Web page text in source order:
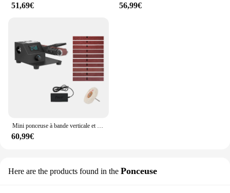
51,69€ 56,99€
Mini ponceuse à bande verticale et horizontale, ponçage électrique pour polir le bois, petite meuleuse d'angle avec 10 bandes abrasives, 350W
60,99€
Here are the products found in the Ponceuse